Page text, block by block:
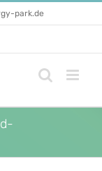
park.de